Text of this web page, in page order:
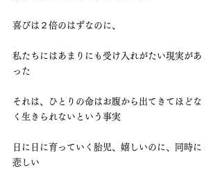
喜びは２倍のはずなのに、
私たちにはあまりにも受け入れがたい現実があ
った
それは、ひとりの命はお腹から出てきてほどな
く生きられないという事実
日に日に育っていく胎児、嬉しいのに、同時に
悲しい